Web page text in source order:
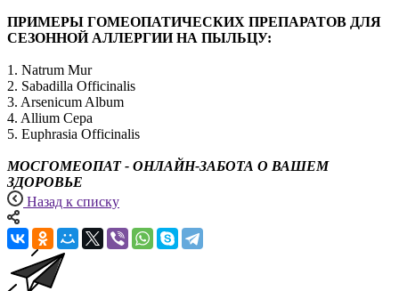
ПРИМЕРЫ ГОМЕОПАТИЧЕСКИХ ПРЕПАРАТОВ ДЛЯ
СЕЗОННОЙ АЛЛЕРГИИ НА ПЫЛЬЦУ:
1. Natrum Mur
2. Sabadilla Officinalis
3. Arsenicum Album
4. Allium Cepa
5. Euphrasia Officinalis
МОСГОМЕОПАТ - ОНЛАЙН-ЗАБОТА О ВАШЕМ
ЗДОРОВЬЕ
Назад к списку